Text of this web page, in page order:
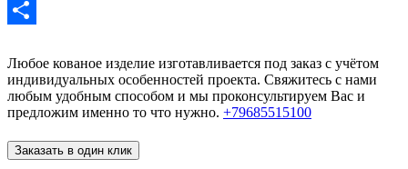
Email
Любое кованое изделие изготавливается под заказ с учётом
индивидуальных особенностей проекта. Свяжитесь с нами
любым удобным способом и мы проконсультируем Вас и
предложим именно то что нужно. +79685515100
Заказать в один клик